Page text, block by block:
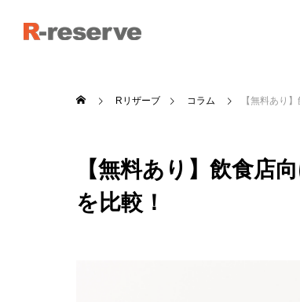
Rリザーブ コラム 【無料あり
【無料あり】飲食店
を比較！